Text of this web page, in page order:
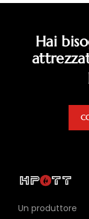
Hai
Un produttore